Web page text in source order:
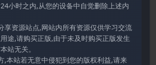
小时之内,从您的设备中自觉删除上述内
享资源站点,网站内所有资源仅供学习交流
途,请购买正版,由于未及时购买正版发生
站无关。
,本站若无意中侵犯到您的版权利益,请来